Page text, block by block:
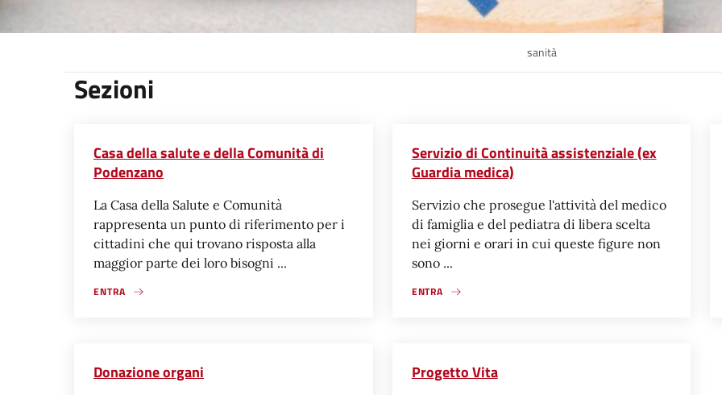
sanità
Sezioni
Casa della salute e della Comunità di
Podenzano
La Casa della Salute e Comunità
rappresenta un punto di riferimento per i
cittadini che qui trovano risposta alla
maggior parte dei loro bisogni ...
ENTRA
Servizio di Continuità assistenziale (ex
Guardia medica)
Servizio che prosegue l'attività del medico
di famiglia e del pediatra di libera scelta
nei giorni e orari in cui queste figure non
sono ...
ENTRA
Donazione organi Progetto Vita